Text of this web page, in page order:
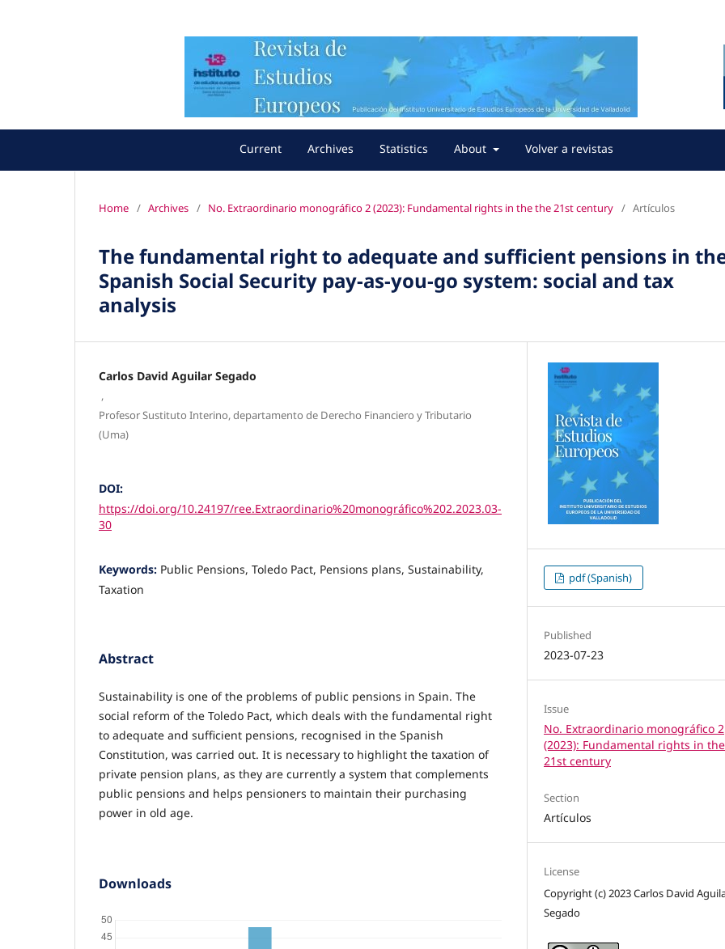
Current Archives Statistics About Volver a revistas
Home / Archives / No. Extraordinario monográfico 2 (2023): Fundamental rights in the the 21st century / Artículos
The fundamental right to adequate and sufficient pensions in
Spanish Social Security pay-as-you-go system: social and tax
analysis
Carlos David Aguilar Segado
,
Profesor Sustituto Interino, departamento de Derecho Financiero y Tributario
(Uma)
DOI:
https://doi.org/10.24197/ree.Extraordinario%20monográfico%202.2023.03-
30
Keywords: Public Pensions, Toledo Pact, Pensions plans, Sustainability,
Taxation
Abstract
Sustainability is one of the problems of public pensions in Spain. The
social reform of the Toledo Pact, which deals with the fundamental right
to adequate and sufficient pensions, recognised in the Spanish
Constitution, was carried out. It is necessary to highlight the taxation of
private pension plans, as they are currently a system that complements
public pensions and helps pensioners to maintain their purchasing
power in old age.
Downloads
pdf (Spanish)
Published
2023-07-23
Issue
No. Extraordinario monográfico 2
(2023): Fundamental rights in
21st century
Section
Artículos
License
Copyright (c) 2023 Carlos David
Segado